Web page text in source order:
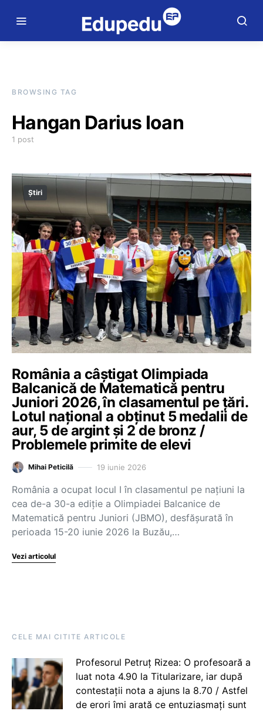
BROWSING TAG
Hangan Darius Ioan
1 post
Știri
România a câștigat Olimpiada
Balcanică de Matematică pentru
Juniori 2026, în clasamentul pe țări.
Lotul național a obținut 5 medalii de
aur, 5 de argint și 2 de bronz /
Problemele primite de elevi
Mihai Peticilă 19 iunie 2026
România a ocupat locul I în clasamentul pe națiuni la
cea de-a 30-a ediție a Olimpiadei Balcanice de
Matematică pentru Juniori (JBMO), desfășurată în
perioada 15-20 iunie 2026 la Buzău,…
Vezi articolul
CELE MAI CITITE ARTICOLE
Profesorul Petruț Rizea: O profesoară a
luat nota 4.90 la Titularizare, iar după
contestații nota a ajuns la 8.70 / Astfel
de erori îmi arată ce entuziasmați sunt